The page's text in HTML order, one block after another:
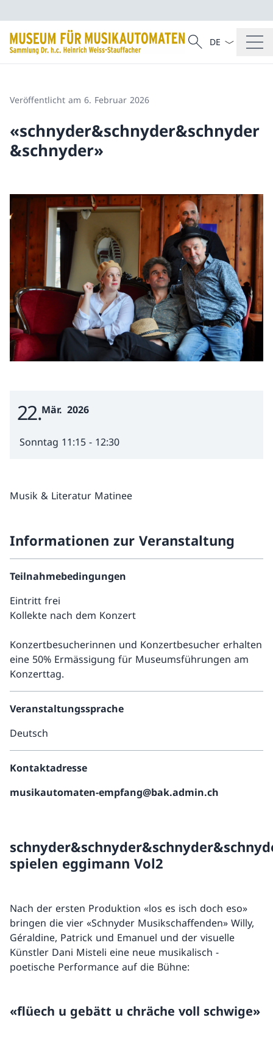
Suche
Suche
Sprach
Veröffentlicht am 6. Februar 2026
«schnyder&schnyder&schnyder
&schnyder»
Event Date
22 Mär. 2026
Sonntag 11:15 - 12:30
Musik & Literatur Matinee
Informationen zur Veranstaltung
Teilnahmebedingungen
Eintritt frei
Kollekte nach dem Konzert
Konzertbesucherinnen und Konzertbesucher erhalten
eine 50% Ermässigung für Museumsführungen am
Konzerttag.
Veranstaltungssprache
Deutsch
Kontaktadresse
musikautomaten-empfang@bak.admin.ch
spielen eggimann Vol2
Nach der ersten Produktion «los es isch doch eso»
bringen die vier «Schnyder Musikschaffenden» Willy,
Géraldine, Patrick und Emanuel und der visuelle
Künstler Dani Misteli eine neue musikalisch -
poetische Performance auf die Bühne:
«flüech u gebätt u chräche voll schwige»